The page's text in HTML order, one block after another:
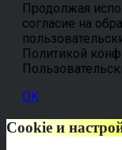
Продолжая
согласие на
Политикой
OK
Cookie и